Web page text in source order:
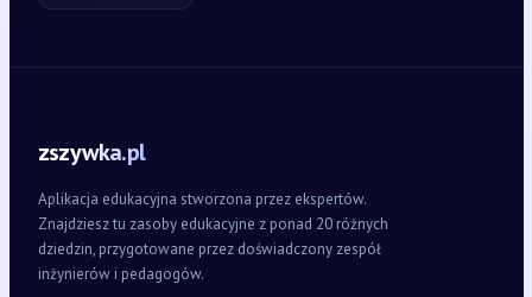
zszywka.pl
Aplikacja edukacyjna stworzona przez ekspertów.
Znajdziesz tu zasoby edukacyjne z ponad 20 różnych
dziedzin, przygotowane przez doświadczony zespół
inżynierów i pedagogów.